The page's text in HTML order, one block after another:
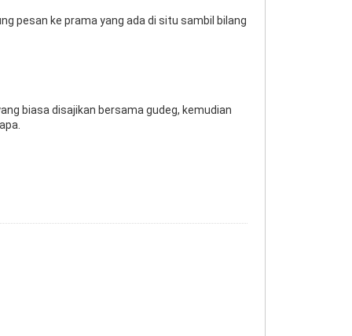
pesan ke prama yang ada di situ sambil bilang
biasa disajikan bersama gudeg, kemudian